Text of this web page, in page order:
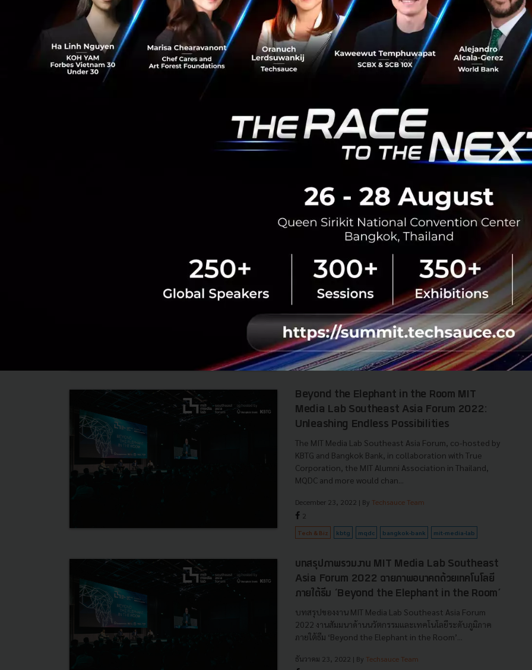
News telecom ai-ethics true-corporation artificial-intelligence
มีอะไรเปลี่ยนแปลงบ้างหลัง TRUE และ DTAC ควบ
รวมกิจการ และกลายเป็น True Corporation
โดยใช้ชื่อว่า "บริษัท ทรู คอร์ปอเรชั่น จำกัด (มหาชน)" (True
Corporation) ที่ถือเป็น TELECOM-TECH COMPANY แล้วจะมี
อะไรเปลี่ยนแปลงบ...
| ByTechsauce Team
News true-corporation ดีลควบรวม-true-dtac
TELECOM-TECH COMPANY
TRUE-DTAC ควบรวมเสร็จสมบูรณ์ พร้อมใช้ชื่อใหม่
เป็น บริษัท ทรู คอร์ปอเรชั่น จำกัด (มหาชน) จ่อแถลง
2 มี.ค. นี้
TRUE-DTAC ควบรวมเสร็จสมบูรณ์ พร้อมจดทะเบียนบริษัทใช้
ชื่อใหม่เป็น บริษัท ทรู คอร์ปอเรชั่น จำกัด (มหาชน) ทั้งนี้
เตรียมจ่อแถลงอย่างเป็นทางการในวันที่ 2 มี.ค. นี้...
มีนาคม 1, 2023| ByTechsauce Team
44
News dtac true true-corporation ทรู คอร์ปอเรชั่น
Beyond the Elephant in the Room MIT
Media Lab Southeast Asia Forum 2022:
Unleashing Endless Possibilities
The MIT Media Lab Southeast Asia Forum, co-hosted by
KBTG and Bangkok Bank, in collaboration with True
Corporation, the MIT Alumni Association in Thailand,
MQDC and more would chan...
December 23, 2022 | By Techsauce Team
2
Tech & Biz kbtg mqdc bangkok-bank mit-media-lab
บทสรุปภาพรวมงาน MIT Media Lab Southeast
Asia Forum 2022 ฉายภาพอนาคตด้วยเทคโนโลยี
ภายใต้ธีม ‘Beyond the Elephant in the Room’
บทสรุปของงาน MIT Media Lab Southeast Asia Forum
2022 งานสัมมนาด้านนวัตกรรมและเทคโนโลยีระดับภูมิภาค
ภายใต้ธีม ‘Beyond the Elephant in the Room’...
ธันวาคม 23, 2022 | By Techsauce Team